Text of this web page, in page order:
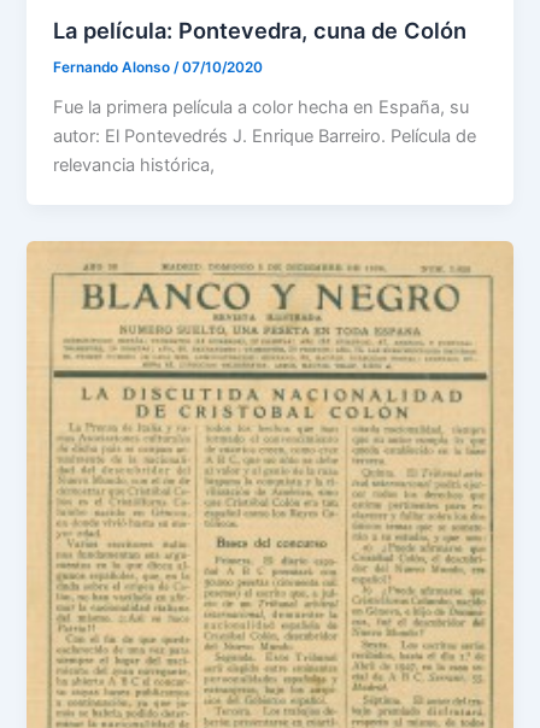
La película: Pontevedra, cuna de Colón
Fernando Alonso /07/10/2020
Fue la primera película a color hecha en España, su
autor: El Pontevedrés J. Enrique Barreiro. Película de
relevancia histórica,